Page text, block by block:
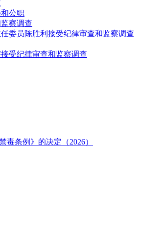
公职
察调查
委员陈胜利接受纪律审查和监察调查
受纪律审查和监察调查
条例》的决定（2026）